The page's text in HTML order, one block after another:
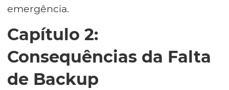
emergência.
Capítulo 2:
Consequências da Falta
de Backup